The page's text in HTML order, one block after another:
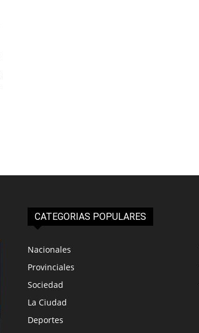
CATEGORIAS POPULARES
Nacionales
Provinciales
Sociedad
La Ciudad
Deportes